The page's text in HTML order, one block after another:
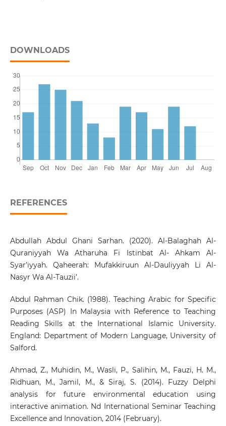
DOWNLOADS
REFERENCES
Abdullah Abdul Ghani Sarhan. (2020). Al-Balaghah Al-
Quraniyyah Wa Atharuha Fi Istinbat Al- Ahkam Al-
Syar’iyyah. Qaheerah: Mufakkiruun Al-Dauliyyah Li Al-
Nasyr Wa Al-Tauzii’.
Abdul Rahman Chik. (1988). Teaching Arabic for Specific
Purposes (ASP) In Malaysia with Reference to Teaching
Reading Skills at the International Islamic University.
England: Department of Modern Language, University of
Salford.
Ahmad, Z., Muhidin, M., Wasli, P., Salihin, M., Fauzi, H. M.,
Ridhuan, M., Jamil, M., & Siraj, S. (2014). Fuzzy Delphi
analysis for future environmental education using
interactive animation. Nd International Seminar Teaching
Excellence and Innovation, 2014 (February).